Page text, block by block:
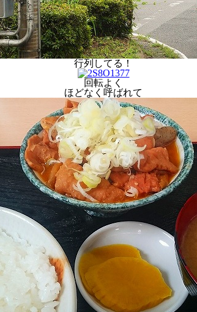
行列してる！
回転よく
ほどなく呼ばれて